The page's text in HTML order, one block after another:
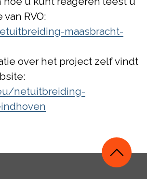
RVO:
maasbracht-
over het project zelf vindt
netuitbreiding-